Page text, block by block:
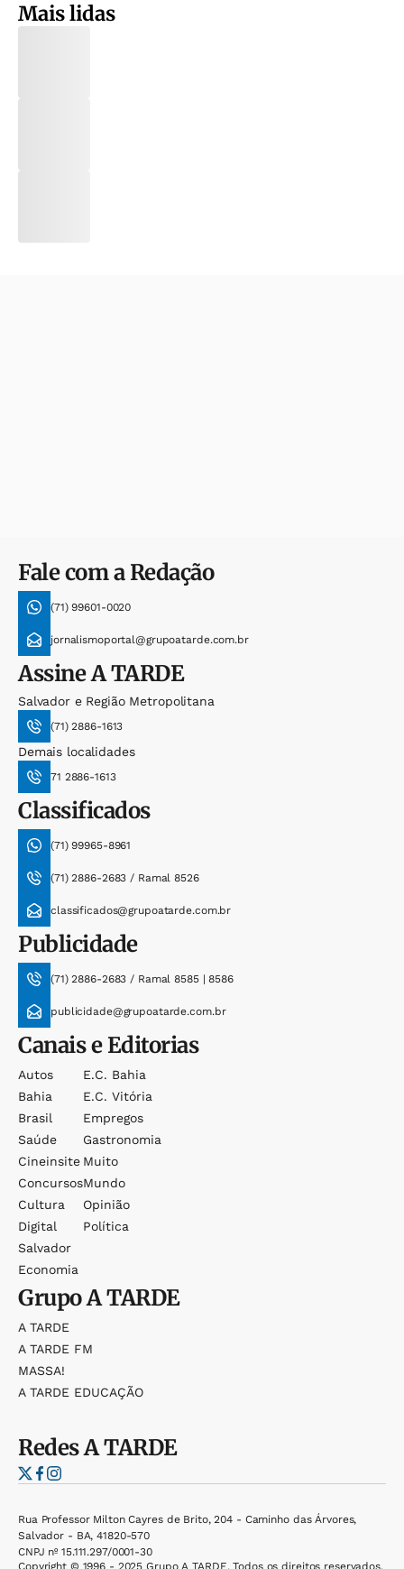
Mais lidas
Fale com a Redação
(71) 99601-0020
jornalismoportal@grupoatarde.com.br
AssineA TARDE
Salvador e Região Metropolitana
(71) 2886-1613
Demais localidades
71 2886-1613
Classificados
(71) 99965-8961
(71) 2886-2683 / Ramal 8526
classificados@grupoatarde.com.br
Publicidade
(71) 2886-2683 / Ramal 8585 | 8586
publicidade@grupoatarde.com.br
Canais e Editorias
Autos
Bahia
Brasil
Saúde
Cineinsite
Concursos
Cultura
Digital
Salvador
Economia
E.c. Bahia
E.c. Vitória
Empregos
Gastronomia
Muito
Mundo
Opinião
Política
GrupoA TARDE
A TARDE
A TARDE FM
MASSA!
A TARDE EDUCAÇÃO
RedesA TARDE
Rua Professor Milton Cayres de Brito, 204 - Caminho das Árvores,
Salvador - BA, 41820-570
CNPJ nº 15.111.297/0001-30
Copyright © 1996 - 2025 Grupo A TARDE. Todos os direitos reservados.